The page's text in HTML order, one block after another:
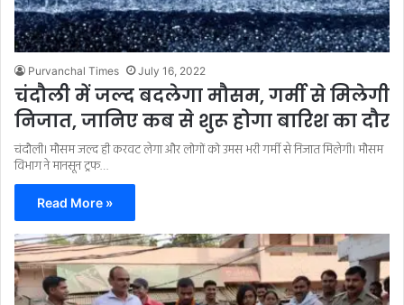
Purvanchal Times July 16, 2022
चंदौली में जल्द बदलेगा मौसम, गर्मी से मिलेगी
निजात, जानिए कब से शुरू होगा बारिश का दौर
चंदौली। मौसम जल्द ही करवट लेगा और लोगों को उमस भरी गर्मी से निजात मिलेगी। मौसम
विभाग ने मानसून ट्रफ…
Read More »